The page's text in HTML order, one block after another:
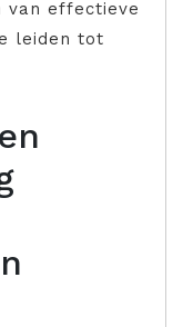
van effectieve
leiden tot